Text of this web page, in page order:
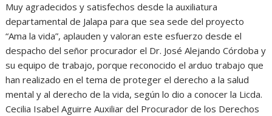
Muy agradecidos y satisfechos desde la auxiliatura
departamental de Jalapa para que sea sede del proyecto
“Ama la vida”, aplauden y valoran este esfuerzo desde el
despacho del señor procurador el Dr. José Alejando Córdoba y
su equipo de trabajo, porque reconocido el arduo trabajo que
han realizado en el tema de proteger el derecho a la salud
mental y al derecho de la vida, según lo dio a conocer la Licda.
Cecilia Isabel Aguirre Auxiliar del Procurador de los Derechos